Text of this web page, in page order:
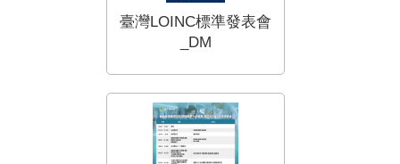
臺灣LOINC標準發表會
_DM